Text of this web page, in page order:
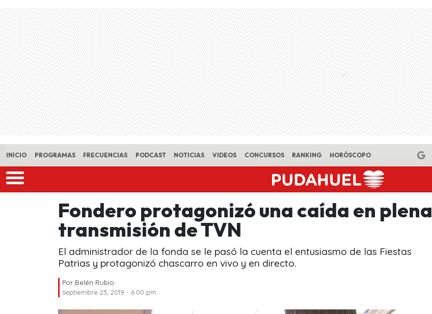
Skip to main content
INICIO PROGRAMAS FRECUENCIAS PODCAST NOTICIAS VIDEOS CONCURSOS RANKING HORÓSCOPO
Fondero protagonizó una caída en plena
transmisión de TVN
El administrador de la fonda se le pasó la cuenta el entusiasmo de las Fiestas
Patrias y protagonizó chascarro en vivo y en directo.
Por Belén Rubio
septiembre 23, 2019 - 6:00 pm